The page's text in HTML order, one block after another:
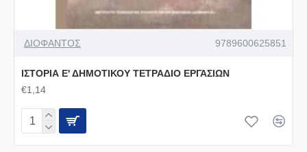
ΔΙΟΦΑΝΤΟΣ 9789600625851
ΙΣΤΟΡΙΑ Ε' ΔΗΜΟΤΙΚΟΥ ΤΕΤΡΑΔΙΟ ΕΡΓΑΣΙΩΝ
€1,14